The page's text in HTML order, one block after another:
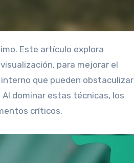
para mejorar el
que pueden obstaculizar
dominar estas técnicas, los
críticos.